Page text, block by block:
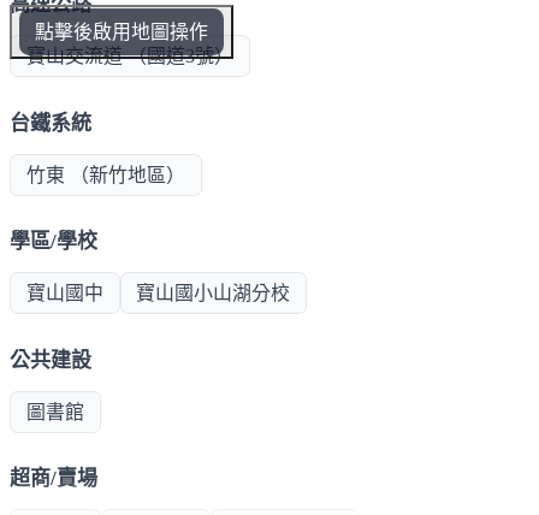
點擊後啟用地圖操作
寶山交流道 （國道3號）
台鐵系統
竹東 （新竹地區）
學區/學校
寶山國中 寶山國小山湖分校
公共建設
圖書館
超商/賣場